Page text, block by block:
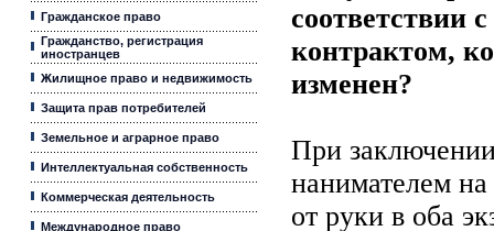
Гражданское право
Гражданство, регистрация
иностранцев
Жилищное право и недвижимость
Защита прав потребителей
Земельное и аграрное право
Интеллектуальная собственность
Коммерческая деятельность
Международное право
соответствии
контрактом,
изменен?
При
нанимателем
от руки в оба